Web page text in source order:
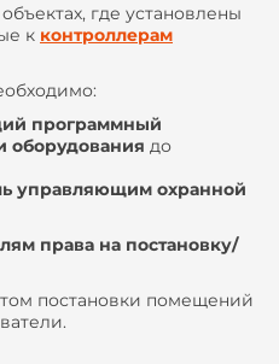
где установлены
к контроллерам
программный
оборудования до
управляющим охранной
права на постановку/
постановки помещений